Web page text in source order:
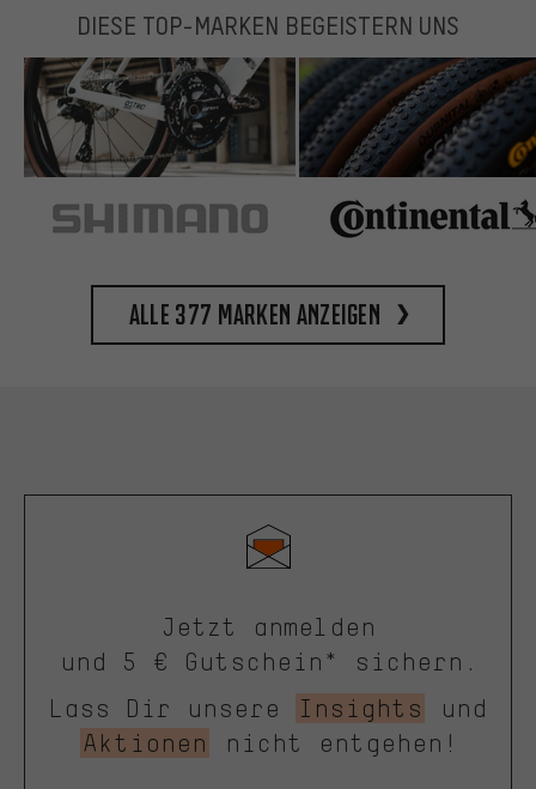
DIESE TOP-MARKEN BEGEISTERN UNS
Alle 377 Marken anzeigen
Jetzt anmelden
und 5 € Gutschein* sichern.
Lass Dir unsere
Insights
und
Aktionen
nicht entgehen!